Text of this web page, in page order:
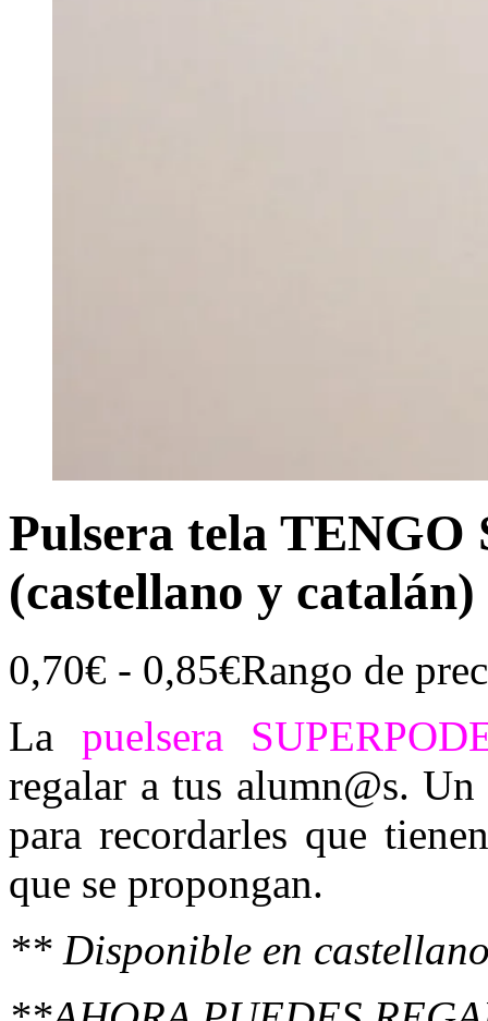
Pulsera tela TENGO
(castellano y catalán)
0,70€ - 0,85€Rango de
La puelsera
regalar a tus alumn@s.
para recordarles que
que se propongan.
** Disponible en